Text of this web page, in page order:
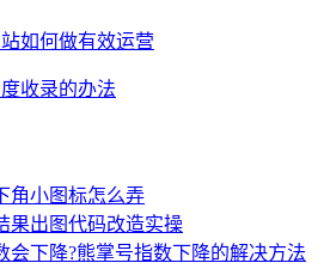
如何做有效运营
收录的办法
角小图标怎么弄
果出图代码改造实操
会下降?熊掌号指数下降的解决方法